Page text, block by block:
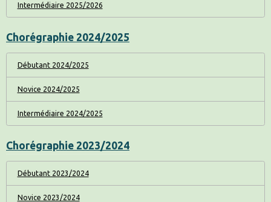
Intermédiaire 2025/2026
Chorégraphie 2024/2025
Débutant 2024/2025
Novice 2024/2025
Intermédiaire 2024/2025
Chorégraphie 2023/2024
Débutant 2023/2024
Novice 2023/2024